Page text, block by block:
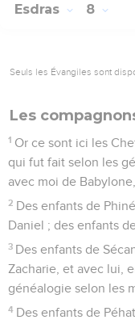
Esdras 8
Seuls les Évangiles sont
Les
1 Or ce sont ici les
qui fut fait selon les
avec moi de
2 Des enfants de
Daniel ; des enfants
3 Des enfants de
Zacharie, et avec lui,
généalogie selon les
4 Des enfants de